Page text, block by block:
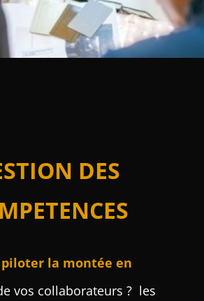
DES
piloter la montée en
vos collaborateurs ? les